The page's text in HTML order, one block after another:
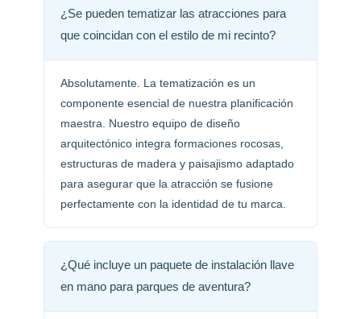
¿Se pueden tematizar las atracciones para
que coincidan con el estilo de mi recinto?
Absolutamente. La tematización es un
componente esencial de nuestra planificación
maestra. Nuestro equipo de diseño
arquitectónico integra formaciones rocosas,
estructuras de madera y paisajismo adaptado
para asegurar que la atracción se fusione
perfectamente con la identidad de tu marca.
¿Qué incluye un paquete de instalación llave
en mano para parques de aventura?